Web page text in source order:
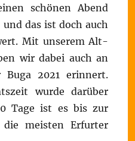
schönen Abend
das ist doch auch
Mit unserem Alt-
wir dabei auch an
2021 erinnert.
wurde darüber
Tage ist es bis zur
meisten Erfurter